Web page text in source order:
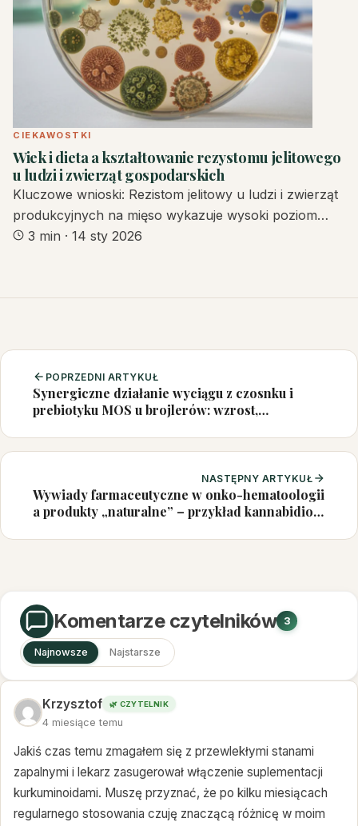
CIEKAWOSTKI
Wiek i dieta a kształtowanie rezystomu jelitowego
u ludzi i zwierząt gospodarskich
Kluczowe wnioski: Rezistom jelitowy u ludzi i zwierząt
produkcyjnych na mięso wykazuje wysoki poziom…
3 min · 14 sty 2026
POPRZEDNI ARTYKUŁ
Synergiczne działanie wyciągu z czosnku i
prebiotyku MOS u brojlerów: wzrost,
NASTĘPNY ARTYKUŁ
Wywiady farmaceutyczne w onko-hematoologii
a produkty „naturalne” – przykład kannabidiolu
Komentarze czytelników 3
Najnowsze Najstarsze
Krzysztof 🌿 CZYTELNIK
4 miesiące temu
Jakiś czas temu zmagałem się z przewlekłymi stanami
zapalnymi i lekarz zasugerował włączenie suplementacji
kurkuminoidami. Muszę przyznać, że po kilku miesiącach
regularnego stosowania czuję znaczącą różnicę w moim